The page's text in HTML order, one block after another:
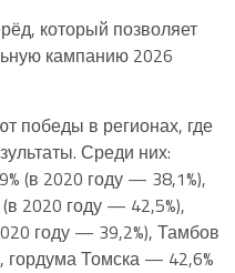
который позволяет
кампанию 2026
победы в регионах, где
Среди них:
(в 2020 году — 38,1%),
2020 году — 42,5%),
году — 39,2%), Тамбов
гордума Томска — 42,6%